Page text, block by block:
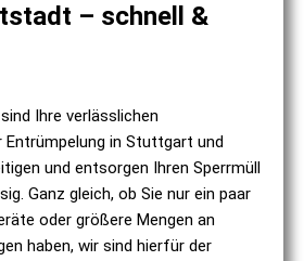
– schnell &
Ihre verlässlichen
in Stuttgart und
und entsorgen Ihren Sperrmüll
Ganz gleich, ob Sie nur ein paar
oder größere Mengen an
haben, wir sind hierfür der